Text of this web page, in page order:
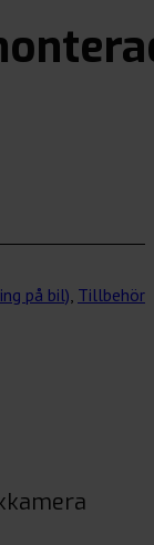
på bil), Tillbehör